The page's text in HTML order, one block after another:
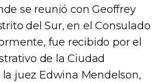
se reunió con Geoffrey
del Sur, en el Consulado
fue recibido por el
de la Ciudad
juez Edwina Mendelson,